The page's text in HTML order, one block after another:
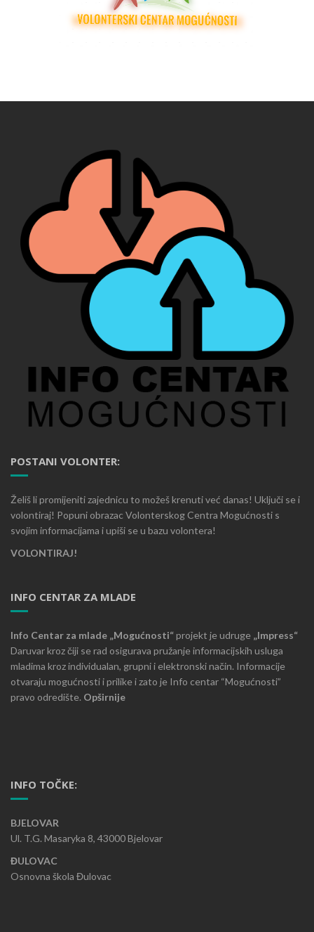
POSTANI VOLONTER:
Želiš li promijeniti zajednicu to možeš krenuti već danas! Uključi se i
volontiraj! Popuni obrazac Volonterskog Centra Mogućnosti s
svojim informacijama i upiši se u bazu volontera!
VOLONTIRAJ!
INFO CENTAR ZA MLADE
Info Centar za mlade „Mogućnosti“projekt je udruge „Impress“
Daruvar kroz čiji se rad osigurava pružanje informacijskih usluga
mladima kroz individualan, grupni i elektronski način. Informacije
otvaraju mogućnosti i prilike i zato je Info centar “Mogućnosti”
pravo odredište. Opširnije
INFO TOČKE:
BJELOVAR
Ul. T.G. Masaryka 8, 43000 Bjelovar
ĐULOVAC
Osnovna škola Đulovac